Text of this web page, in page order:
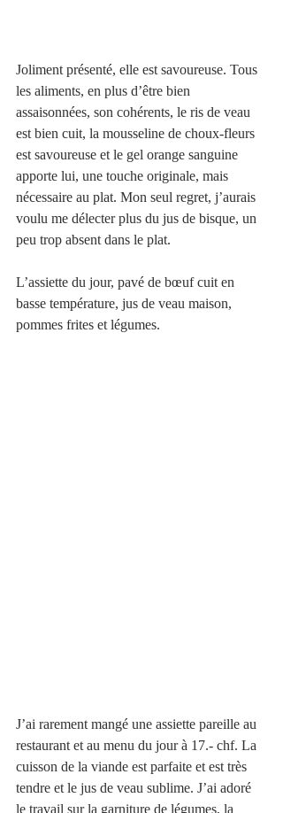
Joliment présenté, elle est savoureuse. Tous
les aliments, en plus d’être bien
assaisonnées, son cohérents, le ris de veau
est bien cuit, la mousseline de choux-fleurs
est savoureuse et le gel orange sanguine
apporte lui, une touche originale, mais
nécessaire au plat. Mon seul regret, j’aurais
voulu me délecter plus du jus de bisque, un
peu trop absent dans le plat.
L’assiette du jour, pavé de bœuf cuit en
basse température, jus de veau maison,
pommes frites et légumes.
J’ai rarement mangé une assiette pareille au
restaurant et au menu du jour à 17.- chf. La
cuisson de la viande est parfaite et est très
tendre et le jus de veau sublime. J’ai adoré
le travail sur la garniture de légumes, la